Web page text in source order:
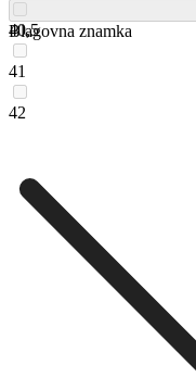
40,5
41
42
Blagovna znamka